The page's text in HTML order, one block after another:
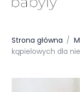
Spokojny sen
Strona główna /
kąpielowych dla